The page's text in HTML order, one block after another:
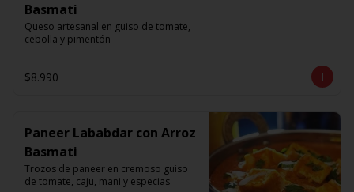
Basmati
Queso artesanal en guiso de tomate,
cebolla y pimentón
$8.990
Paneer Lababdar con Arroz
Basmati
Trozos de paneer en cremoso guiso
de tomate, caju, mani y especias